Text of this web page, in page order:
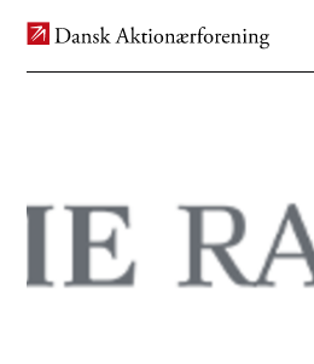
til
hovedindhold